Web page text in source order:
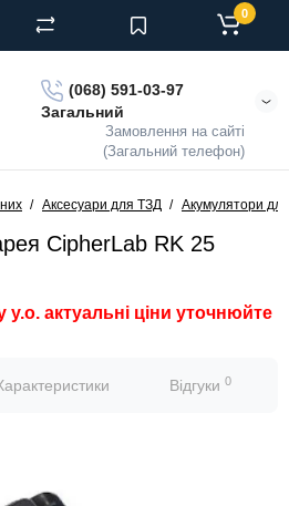
(068) 591-03-97
Загальний
Замовлення на сайті
(Загальний телефон)
0
Аксесуари для ТЗД Акумулятори
CipherLab RK 25
у.о. актуальні ціни уточнюйте
Відгуки 0